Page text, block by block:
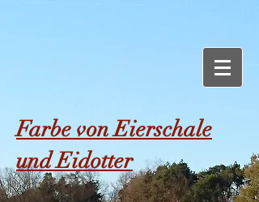
Farbe von Eierschale
und Eidotter